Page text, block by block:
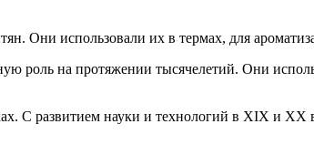
Они использовали их в термах, для
роль на протяжении тысячелетий. Они
С развитием науки и технологий в XIX и XX